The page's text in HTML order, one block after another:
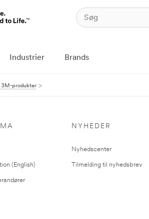
Industrier Brands
3M-produkter
(English)
NYHEDER
Nyhedscenter
Tilmelding til nyhedsbrev